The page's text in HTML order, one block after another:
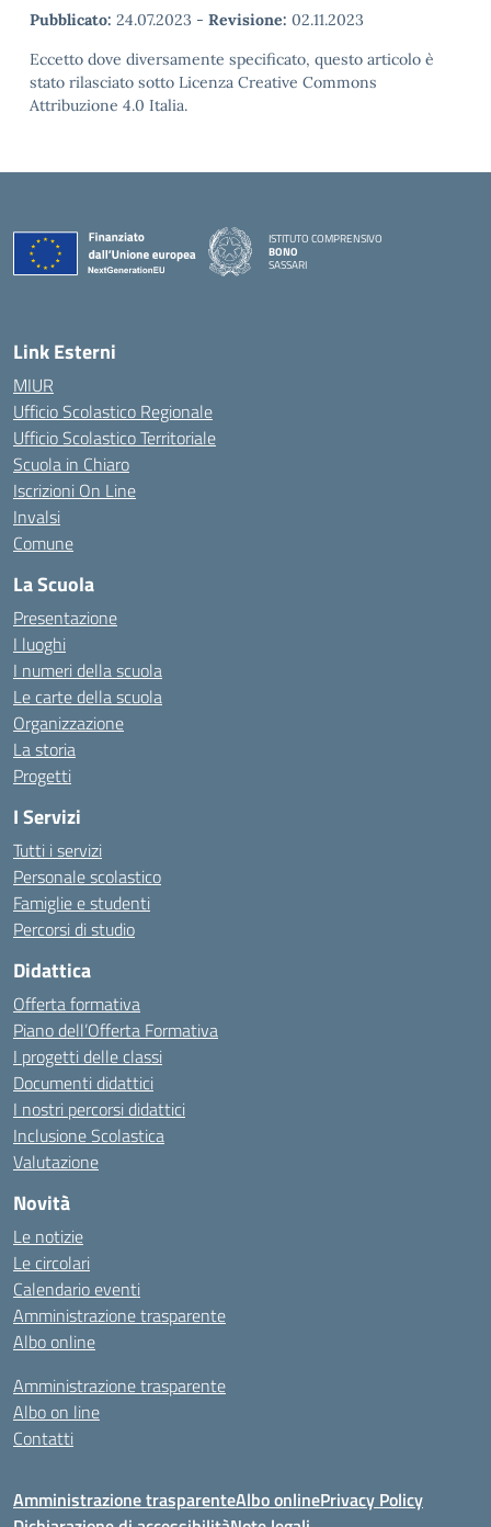
Pubblicato: 24.07.2023 - Revisione: 02.11.2023
Eccetto dove diversamente specificato, questo articolo è
stato rilasciato sotto Licenza Creative Commons
Attribuzione 4.0 Italia.
ISTITUTO COMPRENSIVO
BONO
SASSARI
Link Esterni
MIUR
Ufficio Scolastico Regionale
Ufficio Scolastico Territoriale
Scuola in Chiaro
Iscrizioni On Line
Invalsi
Comune
La Scuola
Presentazione
I luoghi
I numeri della scuola
Le carte della scuola
Organizzazione
La storia
Progetti
I Servizi
Tutti i servizi
Personale scolastico
Famiglie e studenti
Percorsi di studio
Didattica
Offerta formativa
Piano dell’Offerta Formativa
I progetti delle classi
Documenti didattici
I nostri percorsi didattici
Inclusione Scolastica
Valutazione
Novità
Le notizie
Le circolari
Calendario eventi
Amministrazione trasparente
Albo online
Amministrazione trasparente
Albo on line
Contatti
Amministrazione trasparenteAlbo onlinePrivacy Policy